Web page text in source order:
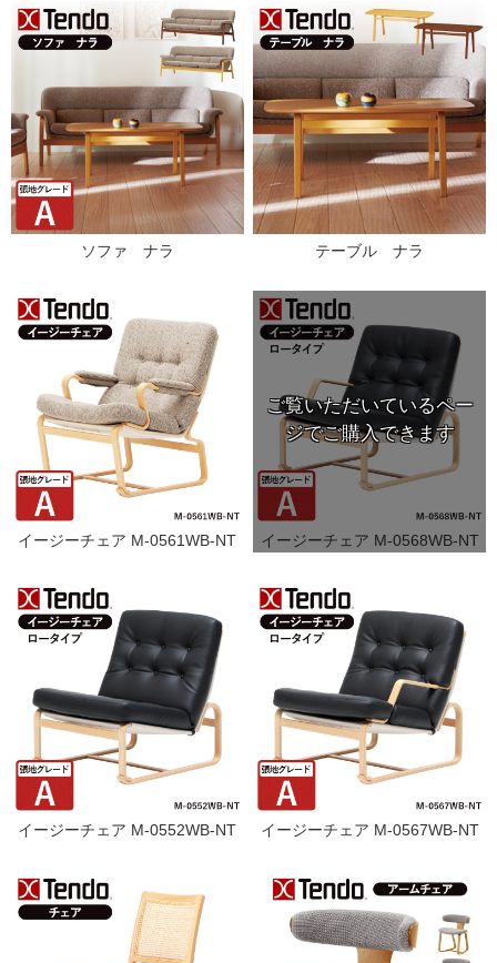
ソファ ナラ テーブル ナラ
イージーチェア M-0561WB-NT イージーチェア M-0568WB-NT
イージーチェア M-0552WB-NT イージーチェア M-0567WB-NT